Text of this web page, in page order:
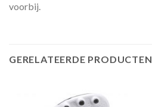
voorbij.
GERELATEERDE PRODUCTEN